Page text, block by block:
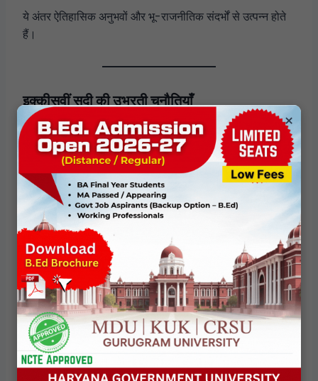
ये अंतर ऐतिहासिक अनुभवों और भू-राजनीतिक संदर्भों से उत्पन्न होते
हैं।
इक्कीसवीं सदी की उभरती चुनौतियाँ
नए वैश्विक परिवर्तनों ने शांति और सुरक्षा को और जटिल बना दिया है—
अंतरराष्ट्रीय आतंकवाद
साइबर सुरक्षा और निगरानी
क्षेत्रीय अस्थिरता और बदलते गठबंधन
आंतरिक और बाहरी सुरक्षा के बीच धुंधली होती सीमाएँ
भारत और इज़राइल दोनों ने सुरक्षा तंत्रों के आधुनिकीकरण और
अंतरराष्ट्रीय सहयोग को बढ़ाया है, जिससे संप्रभुता और जवाबदेही के
नए प्रश्न उभरे हैं।
निष्कर्ष
×